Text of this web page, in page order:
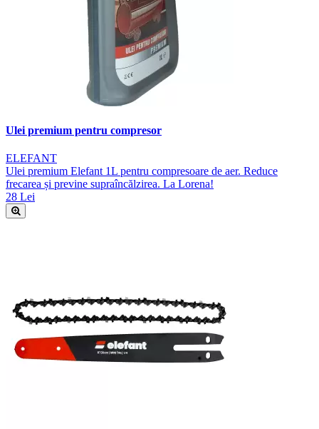
Ulei premium pentru compresor
ELEFANT
Ulei premium Elefant 1L pentru compresoare de aer. Reduce
frecarea și previne supraîncălzirea. La Lorena!
28 Lei